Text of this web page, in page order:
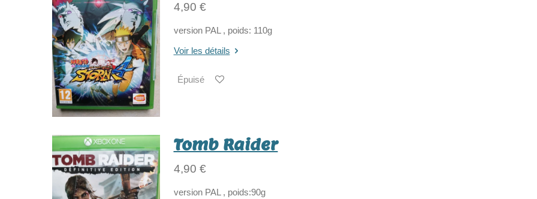
4,90 €
version PAL , poids: 110g
Voir les détails
Épuisé
Tomb Raider
4,90 €
version PAL , poids:90g